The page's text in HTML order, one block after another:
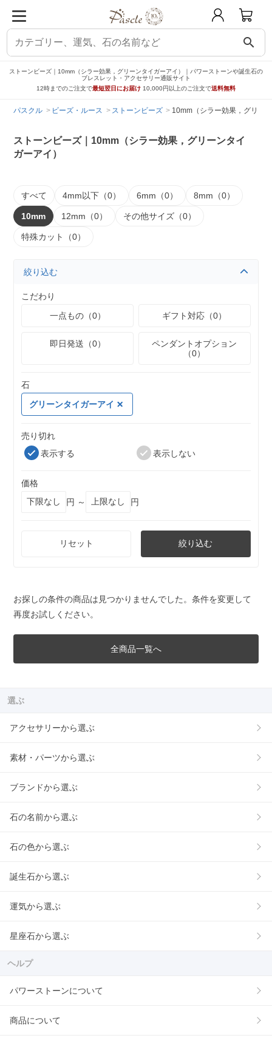
search
ストーンビーズ｜10mm（シラー効果，グリーンタイガーアイ）｜パワーストーンや誕生石の
ブレスレット・アクセサリー通販サイト
12時までのご注文で最短翌日にお届け 10,000円以上のご注文で送料無料
パスクル ビーズ・ルース ストーンビーズ 10mm（シラー効果，グリー
ストーンビーズ｜10mm（シラー効果，グリーンタイ
ガーアイ）
すべて 4mm以下（0） 6mm（0） 8mm（0）
10mm 12mm（0） その他サイズ（0）
特殊カット（0）
絞り込む
こだわり
一点もの（0）
ギフト対応（0）
即日発送（0）
ペンダントオプション
（0）
石
グリーンタイガーアイ
売り切れ
表示する
表示しない
価格
円 ～
円
リセット 絞り込む
お探しの条件の商品は見つかりませんでした。条件を変更して
再度お試しください。
全商品一覧へ
選ぶ
アクセサリーから選ぶ
素材・パーツから選ぶ
ブランドから選ぶ
石の名前から選ぶ
石の色から選ぶ
誕生石から選ぶ
運気から選ぶ
星座石から選ぶ
ヘルプ
パワーストーンについて
商品について